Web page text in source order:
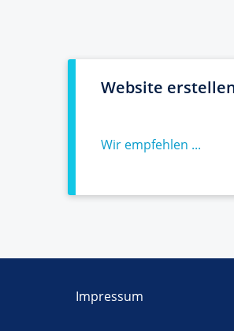
Website
Wir empfehlen ...
Impressum